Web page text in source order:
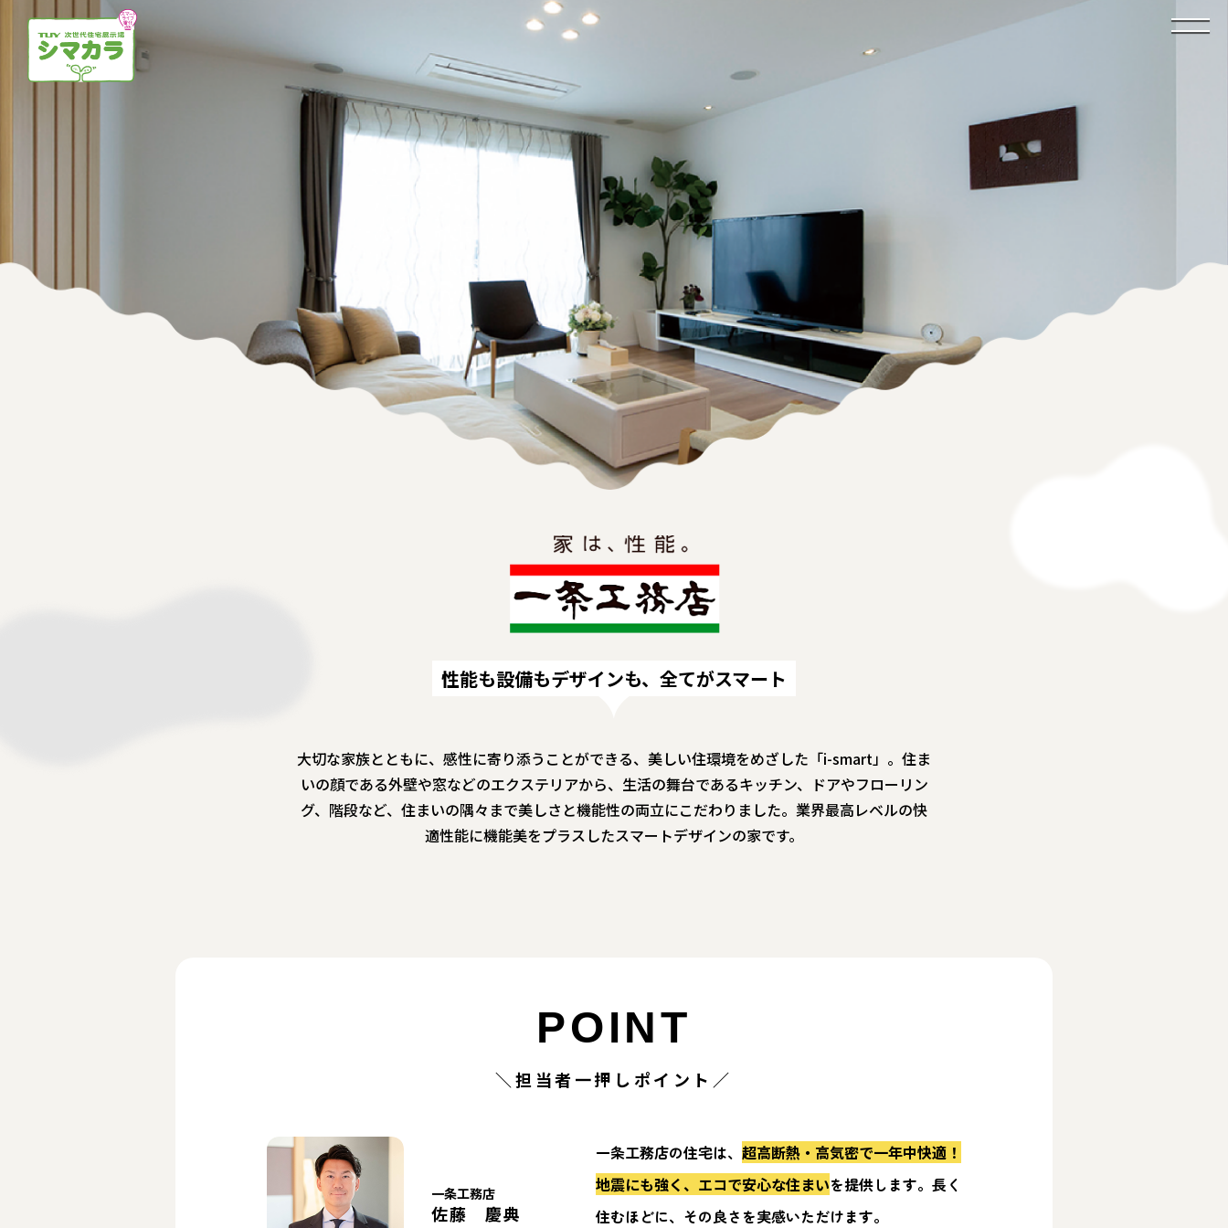
性能も設備もデザインも、全てがスマート
大切な家族とともに、感性に寄り添うことができる、美しい住環境をめざした「i-smart」。住ま
いの顔である外壁や窓などのエクステリアから、生活の舞台であるキッチン、ドアやフローリン
グ、階段など、住まいの隅々まで美しさと機能性の両立にこだわりました。業界最高レベルの快
適性能に機能美をプラスしたスマートデザインの家です。
POINT
＼担当者一押しポイント／
一条工務店
佐藤 慶典
一条工務店の住宅は、 超高断熱・高気密で一年中快適！
地震にも強く、エコで安心な住まいを提供します。長く
住むほどに、その良さを実感いただけます。